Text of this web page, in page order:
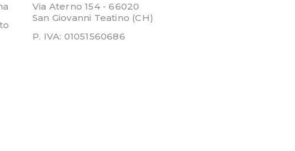
Via Aterno 154 - 66020
San Giovanni Teatino (CH)
P. IVA: 01051560686